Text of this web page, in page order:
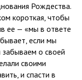
Рождества.
короткая, чтобы
ее — «мы в ответе
если мы
забываем о своей
своими
и спасти в